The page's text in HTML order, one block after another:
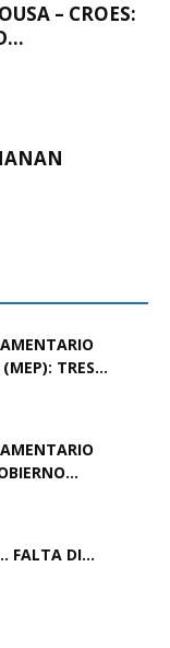
– CROES:
(MEP): TRES...
FALTA DI...